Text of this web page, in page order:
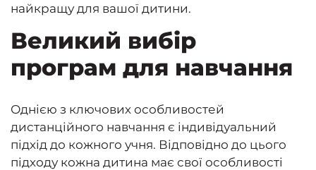
найкращу для вашої дитини.
Великий вибір
програм для навчання
Однією з ключових особливостей
дистанційного навчання є індивідуальний
підхід до кожного учня. Відповідно до цього
підходу кожна дитина має свої особливості